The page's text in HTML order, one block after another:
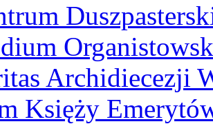
Archidiecezji
Księży